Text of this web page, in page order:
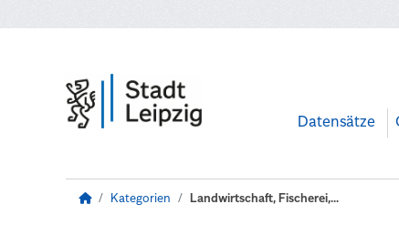
Datensätze
Kategorien Landwirtschaft, Fischerei,...